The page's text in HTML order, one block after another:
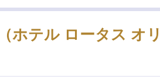
ホテル ロータス オ